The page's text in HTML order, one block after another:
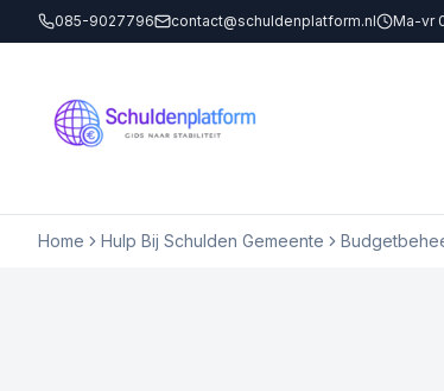
085-9027796 contact@schuldenplatform.nl Ma-vr
Home Hulp Bij Schulden Gemeente